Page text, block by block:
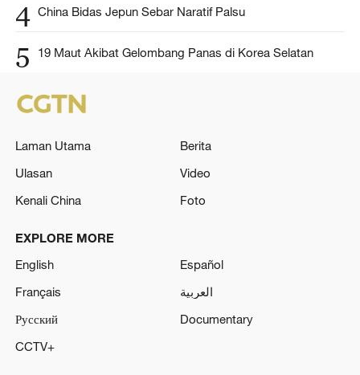
4 China Bidas Jepun Sebar Naratif Palsu
5 19 Maut Akibat Gelombang Panas di Korea Selatan
Laman Utama
Berita
Ulasan
Video
Kenali China
Foto
EXPLORE MORE
English
Español
Français
العربية
Русский
Documentary
CCTV+